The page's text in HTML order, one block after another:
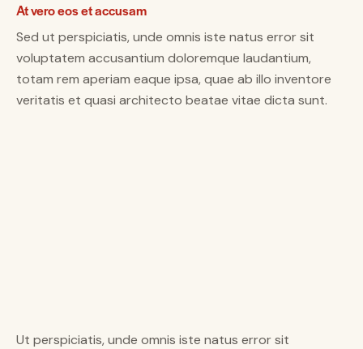
At vero eos et accusam
Sed ut perspiciatis, unde omnis iste natus error sit
voluptatem accusantium doloremque laudantium,
totam rem aperiam eaque ipsa, quae ab illo inventore
veritatis et quasi architecto beatae vitae dicta sunt.
Ut perspiciatis, unde omnis iste natus error sit